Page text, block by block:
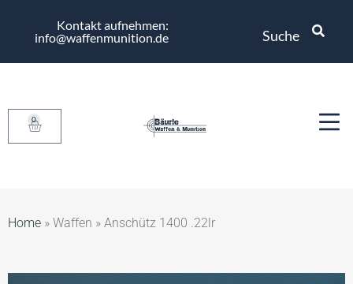
Kontakt aufnehmen:
info@waffenmunition.de
Suche
0
Home » Waffen » Anschütz 1400 .22lr